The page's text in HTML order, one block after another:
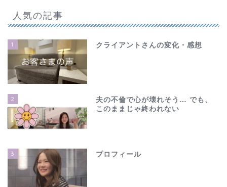
人気の記事
1 クライアントさんの変化・感想
2
夫の不倫で心が壊れそう… でも、
このままじゃ終われない
3 プロフィール